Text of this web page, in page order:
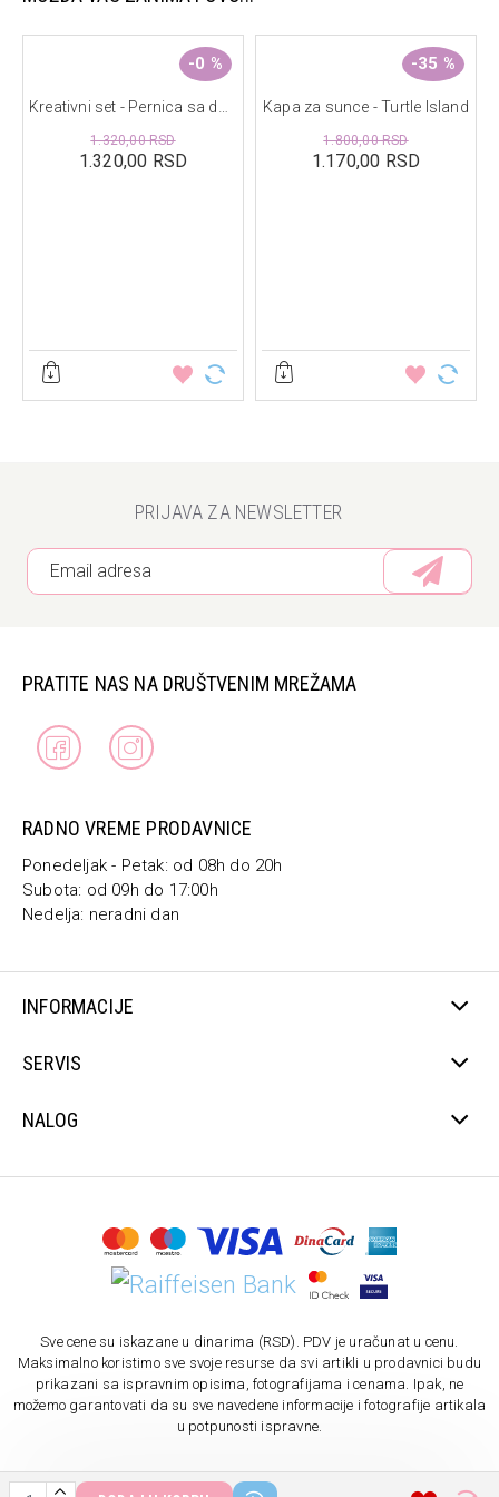
Dimenzije: 23,8 x 18,5 x 4,5 cm
-0 %
1.320,00 RSD
1.320,00 RSD
-35 %
Kapa za sunce - Turtle Island
1.170,00 RSD
1.800,00 RSD
PRIJAVA ZA NEWSLETTER
PRATITE NAS NA DRUŠTVENIM MREŽAMA
RADNO VREME PRODAVNICE
Ponedeljak - Petak: od 08h do 20h
Subota: od 09h do 17:00h
Nedelja: neradni dan
INFORMACIJE
SERVIS
NALOG
Sve cene su iskazane u dinarima (RSD). PDV je uračunat u cenu.
Maksimalno koristimo sve svoje resurse da svi artikli u prodavnici budu
prikazani sa ispravnim opisima, fotografijama i cenama. Ipak, ne
možemo garantovati da su sve navedene informacije i fotografije artikala
u potpunosti ispravne.